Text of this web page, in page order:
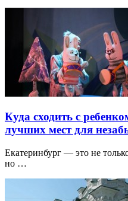
Куда сходить с
лучших мест для
Екатеринбург — это не
но …